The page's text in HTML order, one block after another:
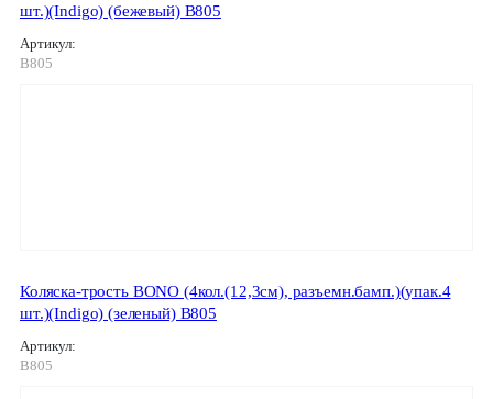
шт.)(Indigo) (бежевый) B805
Артикул:
B805
Коляска-трость BONO (4кол.(12,3см), разъемн.бамп.)(упак.4
шт.)(Indigo) (зеленый) B805
Артикул:
B805